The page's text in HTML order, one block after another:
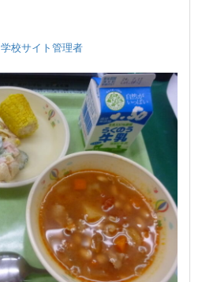
学校サイト管理者